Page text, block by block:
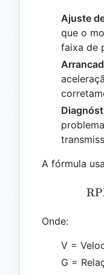
Ajuste
que o
faixa de
A fórmula
Onde:
V =
G =